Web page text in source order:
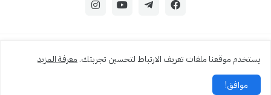
© 2024 جميع الحقوق محفوظة - جديد الوظيفة
من نحن ؟
يستخدم موقعنا ملفات تعريف الارتباط لتحسين تجربتك. معرفة المزيد
موافق!